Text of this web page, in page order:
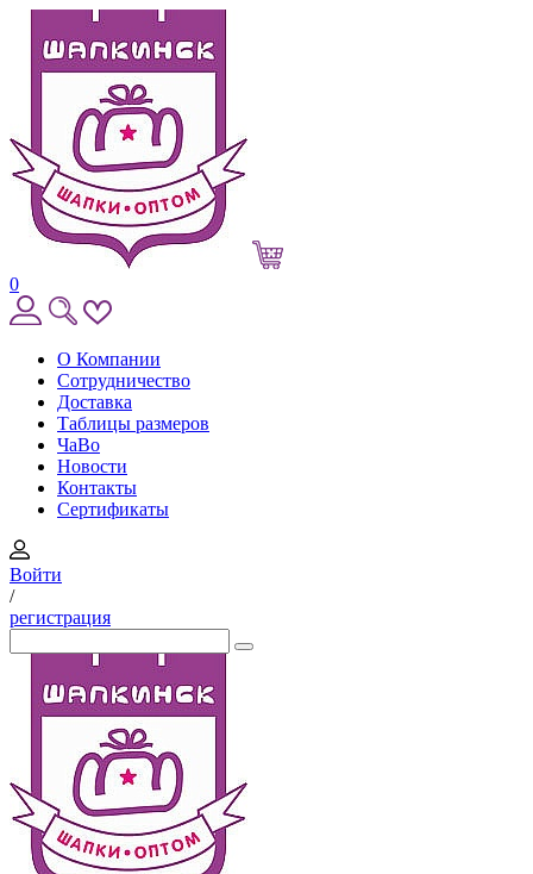
0
О Компании
Сотрудничество
Доставка
Таблицы размеров
ЧаВо
Новости
Контакты
Сертификаты
Войти
/
регистрация